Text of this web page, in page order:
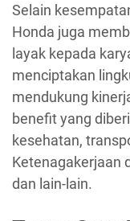
Selain
Honda juga
layak kepada
menciptakan
mendukung
benefit yang
kesehatan,
Ketenagakerjaan
dan lain-lain.